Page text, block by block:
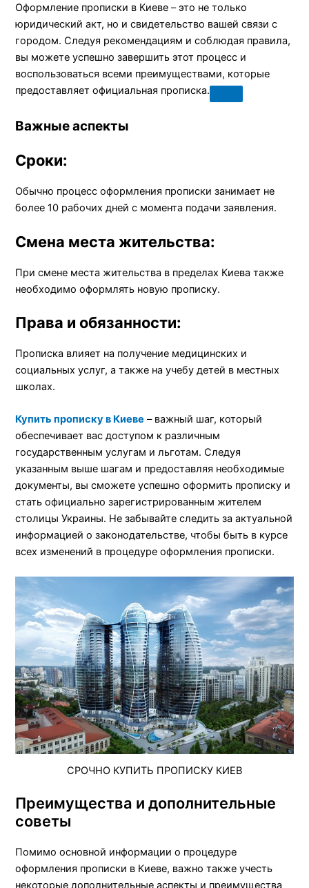
Оформление прописки в Киеве – это не только
юридический акт, но и свидетельство вашей связи с
городом. Следуя рекомендациям и соблюдая правила,
вы можете успешно завершить этот процесс и
воспользоваться всеми преимуществами, которые
предоставляет официальная прописка.
Важные аспекты
Сроки:
Обычно процесс оформления прописки занимает не
более 10 рабочих дней с момента подачи заявления.
Смена места жительства:
При смене места жительства в пределах Киева также
необходимо оформлять новую прописку.
Права и обязанности:
Прописка влияет на получение медицинских и
социальных услуг, а также на учебу детей в местных
школах.
Купить прописку в Киеве – важный шаг, который
обеспечивает вас доступом к различным
государственным услугам и льготам. Следуя
указанным выше шагам и предоставляя необходимые
документы, вы сможете успешно оформить прописку и
стать официально зарегистрированным жителем
столицы Украины. Не забывайте следить за актуальной
информацией о законодательстве, чтобы быть в курсе
всех изменений в процедуре оформления прописки.
СРОЧНО КУПИТЬ ПРОПИСКУ КИЕВ
Преимущества и дополнительные
советы
Помимо основной информации о процедуре
оформления прописки в Киеве, важно также учесть
некоторые дополнительные аспекты и преимущества